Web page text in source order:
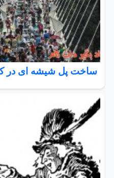
ساخت پل شیشه ای در